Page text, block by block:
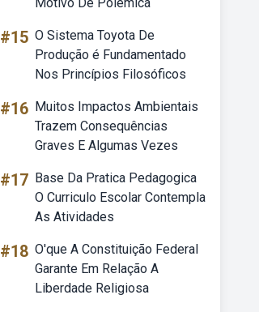
#15 O Sistema Toyota De
Produção é Fundamentado
Nos Princípios Filosóficos
#16 Muitos Impactos Ambientais
Trazem Consequências
Graves E Algumas Vezes
#17 Base Da Pratica Pedagogica
O Curriculo Escolar Contempla
As Atividades
#18 O'que A Constituição Federal
Garante Em Relação A
Liberdade Religiosa